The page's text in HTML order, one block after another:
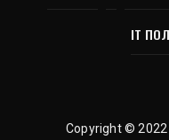
IT
Copyright © 2022